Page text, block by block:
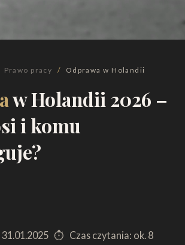
Prawo pracy / Odprawa w Holandii
w Holandii 2026 –
i komu
⏱ Czas czytania: ok. 8